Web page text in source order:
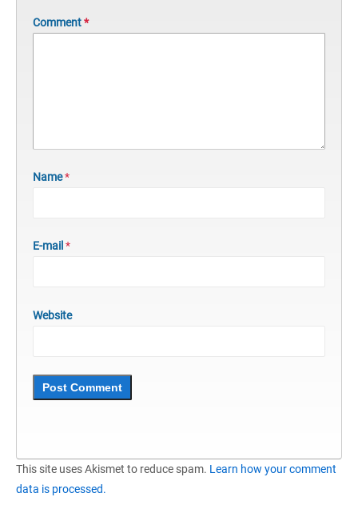
Comment*
Name*
E-mail *
Website
This site uses Akismet to reduce spam. Learn how your comment
data is processed.